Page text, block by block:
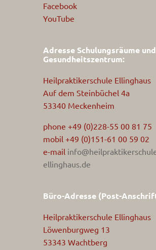
Facebook
YouTube
Adresse Schulungsräume und
Gesundheitszentrum:
Heilpraktikerschule Ellinghaus
Auf dem Steinbüchel 4a
53340 Meckenheim
phone +49 (0)228-55 00 81 75
mobil +49 (0)151-61 00 59 02
e-mail
ellinghaus.de
Büro-Adresse (Post-
Heilpraktikerschule Ellinghaus
Löwenburgweg 13
53343 Wachtberg